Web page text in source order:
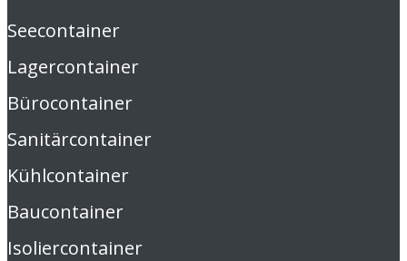
Seecontainer
Lagercontainer
Bürocontainer
Sanitärcontainer
Kühlcontainer
Baucontainer
Isoliercontainer